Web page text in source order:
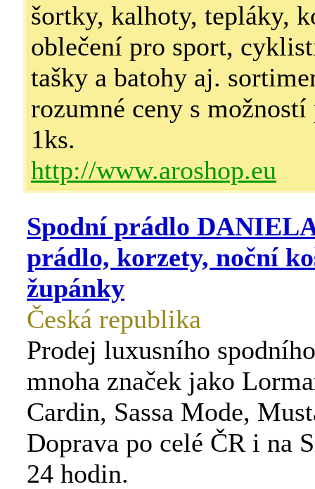
šortky, kalhoty, tepláky,
oblečení pro sport,
tašky a batohy aj.
rozumné ceny s
1ks.
http://www.aroshop.eu
Spodní prádlo
prádlo, korzety, noční
župánky
Česká republika
Prodej luxusního
mnoha značek jako
Cardin, Sassa Mode,
Doprava po celé ČR i na
24 hodin.